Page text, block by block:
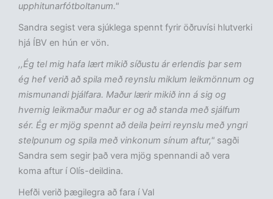
upphitunarfótboltanum."
Sandra segist vera sjúklega spennt fyrir öðruvísi hlutverki
hjá ÍBV en hún er vön.
,,Ég tel mig hafa lært mikið síðustu ár erlendis þar sem
ég hef verið að spila með reynslu miklum leikmönnum og
mismunandi þjálfara. Maður lærir mikið inn á sig og
hvernig leikmaður maður er og að standa með sjálfum
sér. Ég er mjög spennt að deila þeirri reynslu með yngri
stelpunum og spila með vinkonum sínum aftur," sagði
Sandra sem segir það vera mjög spennandi að vera
koma aftur í Olís-deildina.
Hefði verið þægilegra að fara í Val